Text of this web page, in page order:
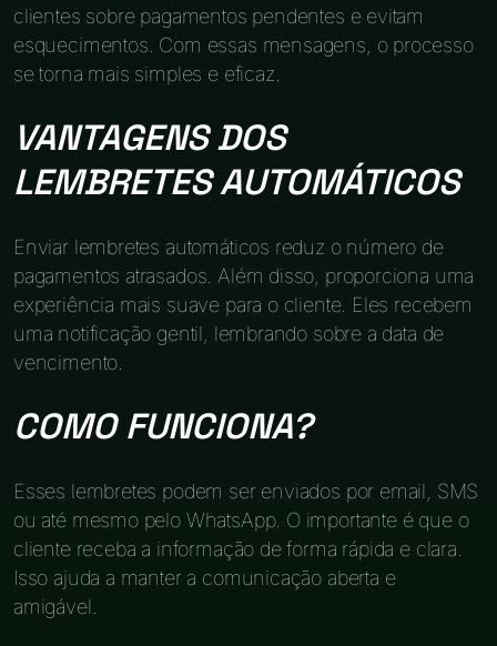
clientes sobre pagamentos pendentes e evitam
esquecimentos. Com essas mensagens, o processo
se torna mais simples e eficaz.
VANTAGENS DOS
LEMBRETES AUTOMÁTICOS
Enviar lembretes automáticos reduz o número de
pagamentos atrasados. Além disso, proporciona uma
experiência mais suave para o cliente. Eles recebem
uma notificação gentil, lembrando sobre a data de
vencimento.
COMO FUNCIONA?
Esses lembretes podem ser enviados por email, SMS
ou até mesmo pelo WhatsApp. O importante é que o
cliente receba a informação de forma rápida e clara.
Isso ajuda a manter a comunicação aberta e
amigável.